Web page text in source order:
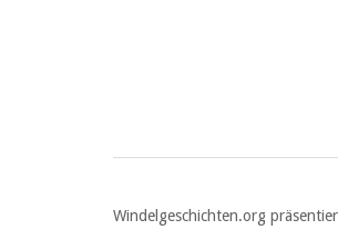
Windelgeschichten.org